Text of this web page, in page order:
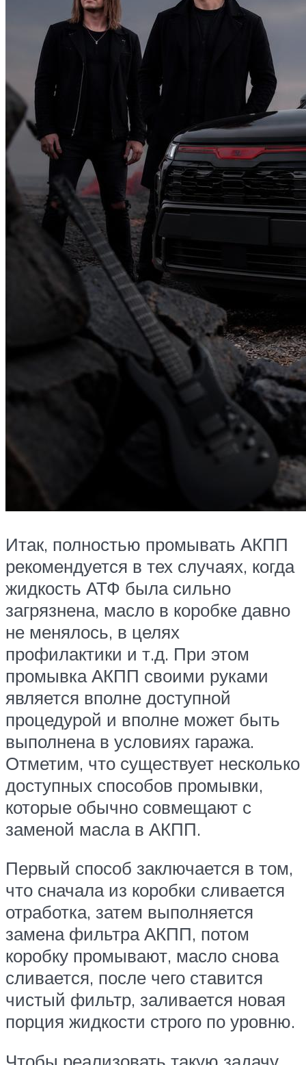
Итак, полностью промывать АКПП
рекомендуется в тех случаях, когда
жидкость АТФ была сильно
загрязнена, масло в коробке давно
не менялось, в целях
профилактики и т.д. При этом
промывка АКПП своими руками
является вполне доступной
процедурой и вполне может быть
выполнена в условиях гаража.
Отметим, что существует несколько
доступных способов промывки,
которые обычно совмещают с
заменой масла в АКПП.
Первый способ заключается в том,
что сначала из коробки сливается
отработка, затем выполняется
замена фильтра АКПП, потом
коробку промывают, масло снова
сливается, после чего ставится
чистый фильтр, заливается новая
порция жидкости строго по уровню.